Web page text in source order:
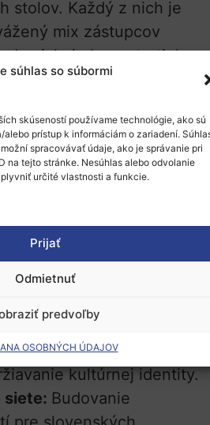
súhlas so súbormi
skúseností používame technológie, ako sú
prístup k informáciám o zariadení.
spracovávať údaje, ako je správanie pri
na tejto stránke. Nesúhlas alebo odvolanie
určité vlastnosti a funkcie.
Prijať
Odmietnuť
predvoľby
OSOBNÝCH ÚDAJOV
stolov. Každý z nich je
mix zástupcov
obce a tretieho
pestrosť pohľadov na
viditeľnosť:Ako
s diaspórou a
doma i vo svete.
talentu vo vede a
Efektívne
Podpora slovenčiny
kultúrnej identity.
siete: Budovanie